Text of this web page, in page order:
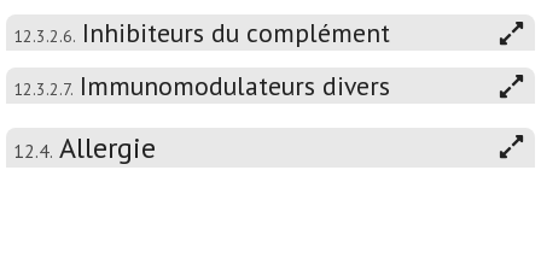
12.3.2.6. Inhibiteurs du complément
12.3.2.7. Immunomodulateurs divers
12.4. Allergie